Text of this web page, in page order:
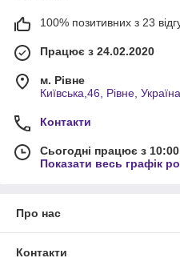
100% позитивних з 23
Працює з 24.02.2020
м. Рівне
Київська,46, Рівне, Україна
Контакти
Сьогодні працює з
Показати весь графік
Про нас
Контакти